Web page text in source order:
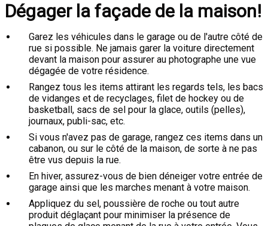
Dégager la façade de la maison!
Garez les véhicules dans le garage ou de l'autre côté de
rue si possible. Ne jamais garer la voiture directement
devant la maison pour assurer au photographe une vue
dégagée de votre résidence.
Rangez tous les items attirant les regards tels, les bacs
de vidanges et de recyclages, filet de hockey ou de
basketball, sacs de sel pour la glace, outils (pelles),
journaux, publi-sac, etc.
Si vous n'avez pas de garage, rangez ces items dans un
cabanon, ou sur le côté de la maison, de sorte à ne pas
être vus depuis la rue.
En hiver, assurez-vous de bien déneiger votre entrée de
garage ainsi que les marches menant à votre maison.
Appliquez du sel, poussière de roche ou tout autre
produit déglaçant pour minimiser la présence de